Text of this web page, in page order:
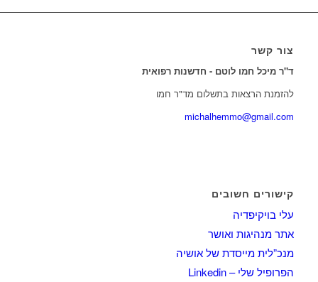
צור קשר
ד"ר מיכל חמו לוטם - חדשנות רפואית
להזמנת הרצאות בתשלום מד"ר חמו
michalhemmo@gmail.com
קישורים חשובים
עלי בויקיפדיה
אתר מנהיגות ואושר
מנכ”לית מייסדת של אושיה
הפרופיל שלי – Linkedin